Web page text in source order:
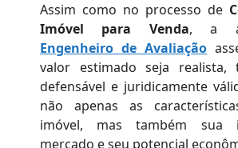
Assim como no processo de
Imóvel para Venda, a
Engenheiro de Avaliação
valor estimado seja realista,
defensável e juridicamente
não apenas as
imóvel, mas também sua
mercado e seu potencial